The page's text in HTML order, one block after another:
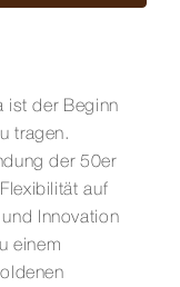
ist der Beginn
tragen.
der 50er
auf
Innovation
einem